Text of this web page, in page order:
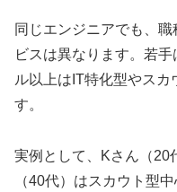
同じエンジニアでも、
ビスは異なります。若
ル以上はIT特化型やスカ
す。
実例として、Kさん（20
（40代）はスカウト型